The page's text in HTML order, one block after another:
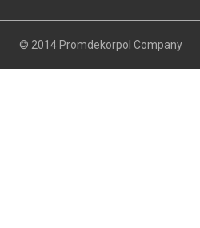
© 2014 Promdekorpol Company